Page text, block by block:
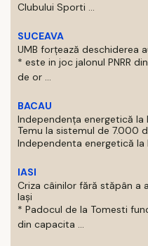
Clubului Sporti ...
SUCEAVA
UMB forțează deschiderea
* este in joc jalonul PNRR
de or ...
BACAU
Independența energetică la
Temu la sistemul de 7.000
Independenta energetică la
IASI
Criza câinilor fără stăpân a
Iași
* Padocul de la Tomesti
din capacita ...